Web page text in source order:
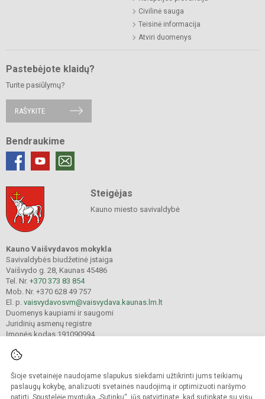
Šioje svetainėje naudojame slapukus siekdami užtikrinti jums teikiamų
paslaugų kokybę, analizuoti svetainės naudojimą ir optimizuoti naršymo
patirtį. Spustelėję mygtuką „Sutinku“, jūs patvirtinate, kad sutinkate su visų
Civilinė sauga
Teisinė informacija
Atviri duomenys
Pastebėjote klaidų?
Turite pasiūlymų?
RAŠYKITE
Bendraukime
Steigėjas
Kauno miesto savivaldybė
Kauno Vaišvydavos mokykla
Savivaldybės biudžetinė įstaiga
Vaišvydo g. 28, Kaunas 45486
Tel. Nr. +370 373 83 854
Mob. Nr. +370 628 49 757
El. p. vaisvydavosvm@vaisvydava.kaunas.lm.lt
Duomenys kaupiami ir saugomi
Juridinių asmenų registre
Įmonės kodas 191090994
© 2025. Kauno Vaišvydavos mokykla. Visos teisės saugomos.
Kopijuoti turinį be raštiško įstaigos administracijos sutikimo griežtai draudžiama.